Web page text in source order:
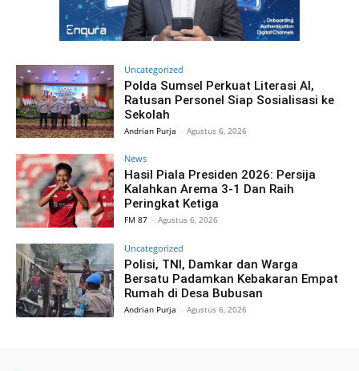
Uncategorized
Polda Sumsel Perkuat Literasi AI,
Ratusan Personel Siap Sosialisasi ke
Sekolah
Andrian Purja - Agustus 6, 2026
News
Hasil Piala Presiden 2026: Persija
Kalahkan Arema 3-1 Dan Raih
Peringkat Ketiga
FM 87 - Agustus 6, 2026
Uncategorized
Polisi, TNI, Damkar dan Warga
Bersatu Padamkan Kebakaran Empat
Rumah di Desa Bubusan
Andrian Purja - Agustus 6, 2026